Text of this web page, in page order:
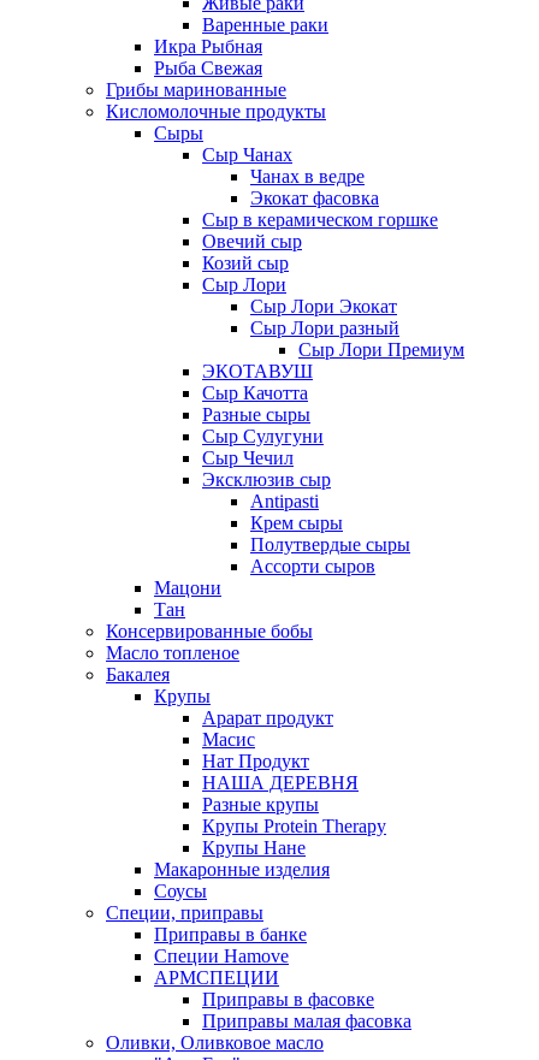
Варенные раки
Икра Рыбная
Рыба Свежая
Грибы маринованные
Кисломолочные продукты
Сыры
Сыр Чанах
Чанах в ведре
Экокат фасовка
Сыр в керамическом горшке
Овечий сыр
Козий сыр
Сыр Лори
Сыр Лори Экокат
Сыр Лори разный
Сыр Лори Премиум
ЭКОТАВУШ
Сыр Качотта
Разные сыры
Сыр Сулугуни
Сыр Чечил
Эксклюзив сыр
Antipasti
Крем сыры
Полутвердые сыры
Ассорти сыров
Мацони
Тан
Консервированные бобы
Масло топленое
Бакалея
Крупы
Арарат продукт
Масис
Нат Продукт
НАША ДЕРЕВНЯ
Разные крупы
Крупы Protein Therapy
Крупы Нане
Макаронные изделия
Соусы
Специи, приправы
Приправы в банке
Специи Hamove
АРМСПЕЦИИ
Приправы в фасовке
Приправы малая фасовка
Оливки, Оливковое масло